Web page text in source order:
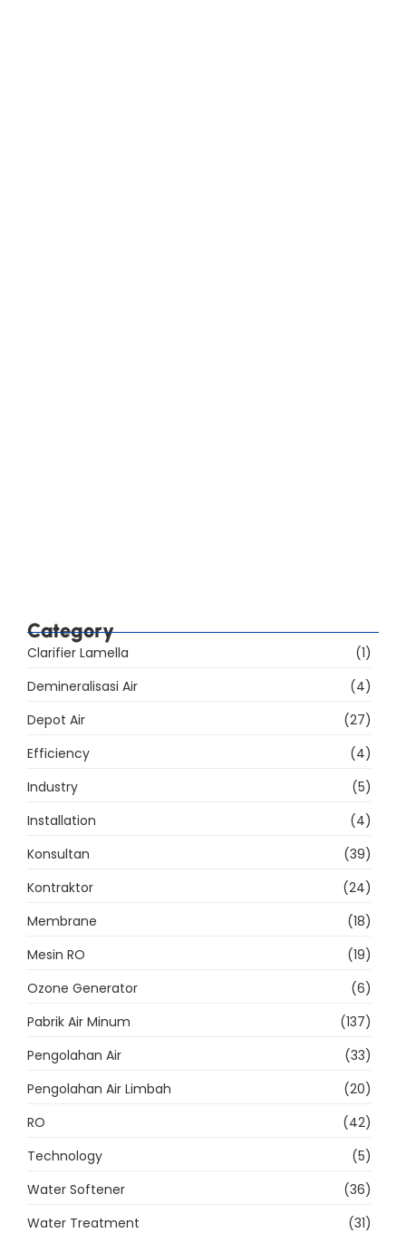
Category
Clarifier Lamella
(1)
Demineralisasi Air
(4)
Depot Air
(27)
Efficiency
(4)
Industry
(5)
Installation
(4)
Konsultan
(39)
Kontraktor
(24)
Membrane
(18)
Mesin RO
(19)
Ozone Generator
(6)
Pabrik Air Minum
(137)
Pengolahan Air
(33)
Pengolahan Air Limbah
(20)
RO
(42)
Technology
(5)
Water Softener
(36)
Water Treatment
(31)